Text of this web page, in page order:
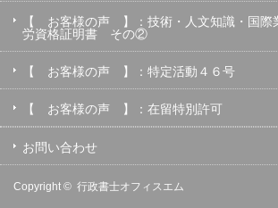
【 お客様の声 】：技術・人文知識・国際
労資格証明書 その②
【 お客様の声 】：特定活動４６号
【 お客様の声 】：在留特別許可
お問い合わせ
Copyright © 行政書士オフィスエム